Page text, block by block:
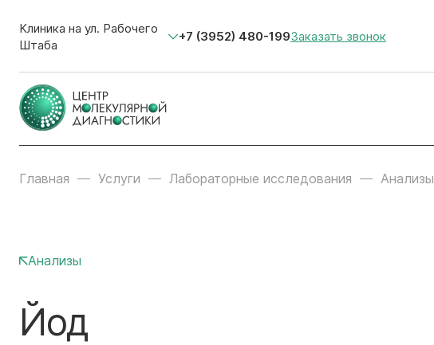
Клиника на ул. Рабочего
Штаба
+7 (3952) 480-199Заказать звонок
Главная Услуги Лабораторные исследования Анализы
Анализы
Йод